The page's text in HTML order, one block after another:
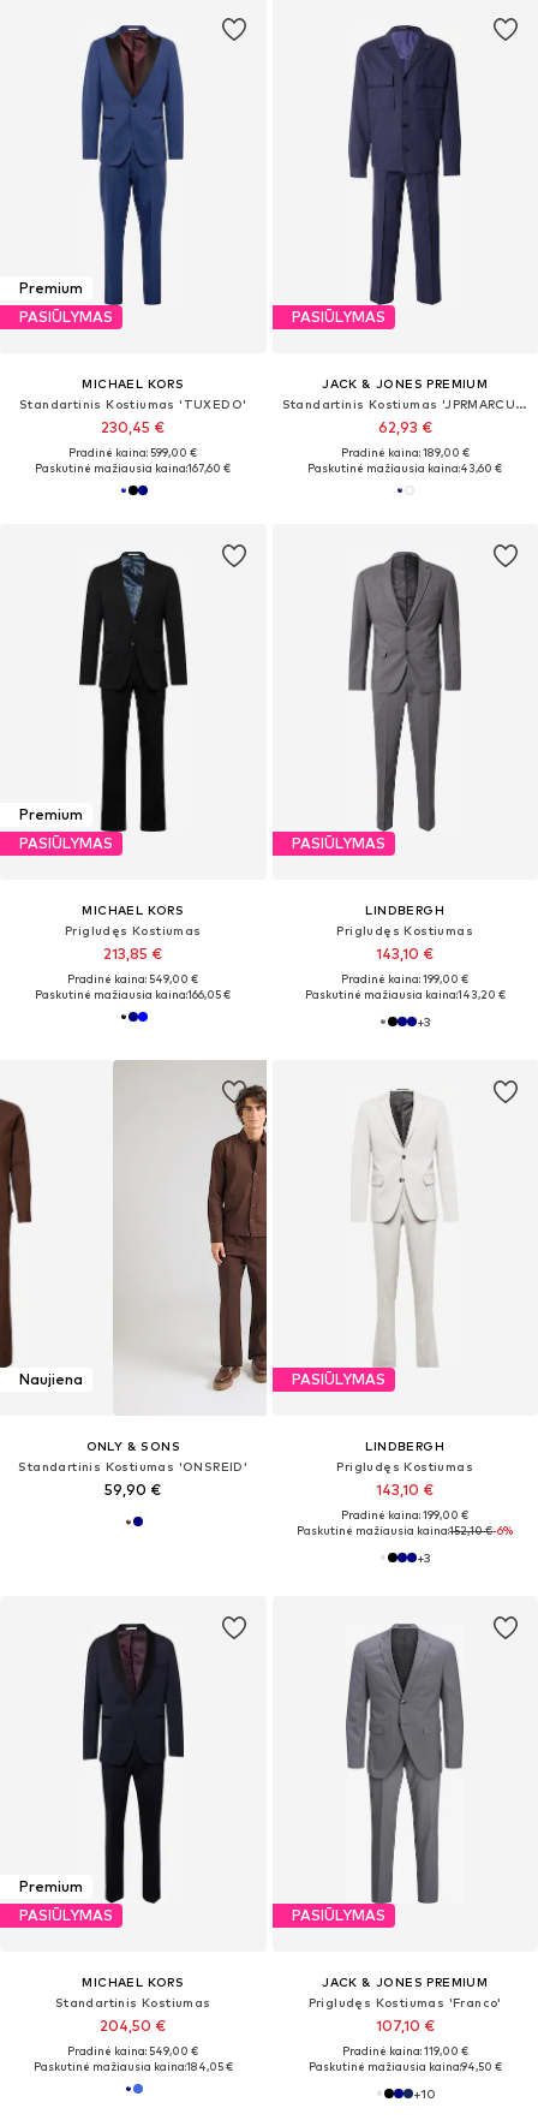
Premium
PASIŪLYMAS
MICHAEL KORS
Standartinis Kostiumas 'TUXEDO'
230,45 €
Pradinė kaina: 599,00 €
Paskutinė mažiausia kaina:167,60 €
PASIŪLYMAS
JACK & JONES PREMIUM
Standartinis Kostiumas 'JPRMARCUS'
62,93 €
Pradinė kaina: 189,00 €
Paskutinė mažiausia kaina:43,60 €
Premium
PASIŪLYMAS
MICHAEL KORS
Prigludęs Kostiumas
213,85 €
Pradinė kaina: 549,00 €
Paskutinė mažiausia kaina:166,05 €
PASIŪLYMAS
LINDBERGH
Prigludęs Kostiumas
143,10 €
Pradinė kaina: 199,00 €
Paskutinė mažiausia kaina:143,20 €
+3
Naujiena
ONLY & SONS
Standartinis Kostiumas 'ONSREID'
59,90 €
PASIŪLYMAS
LINDBERGH
Prigludęs Kostiumas
143,10 €
Pradinė kaina: 199,00 €
Paskutinė mažiausia kaina:152,10 €-6%
+3
Premium
PASIŪLYMAS
MICHAEL KORS
Standartinis Kostiumas
204,50 €
Pradinė kaina: 549,00 €
Paskutinė mažiausia kaina:184,05 €
PASIŪLYMAS
JACK & JONES PREMIUM
Prigludęs Kostiumas 'Franco'
107,10 €
Pradinė kaina: 119,00 €
Paskutinė mažiausia kaina:94,50 €
+10